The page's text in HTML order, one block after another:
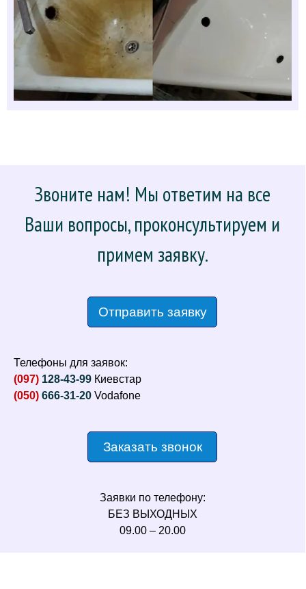
Звоните нам! Мы ответим на все
Ваши вопросы, проконсультируем и
примем заявку.
Отправить заявку
Телефоны для заявок:
(097) 128-43-99 Киевстар
(050) 666-31-20 Vodafone
Заказать звонок
Заявки по телефону:
БЕЗ ВЫХОДНЫХ
09.00 – 20.00